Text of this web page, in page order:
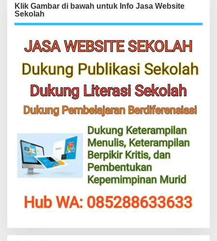
Klik Gambar di bawah untuk Info Jasa Website
Sekolah